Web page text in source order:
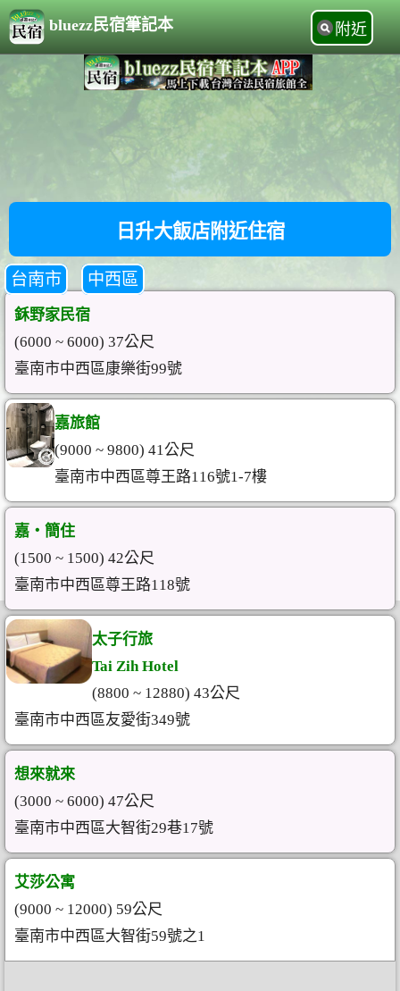
bluezz民宿筆記本 附近
日升大飯店附近住宿
台南市 中西區
鉌野家民宿
(6000 ~ 6000) 37公尺
臺南市中西區康樂街99號
嘉旅館
(9000 ~ 9800) 41公尺
臺南市中西區尊王路116號1-7樓
嘉‧簡住
(1500 ~ 1500) 42公尺
臺南市中西區尊王路118號
太子行旅
Tai Zih Hotel
(8800 ~ 12880) 43公尺
臺南市中西區友愛街349號
想來就來
(3000 ~ 6000) 47公尺
臺南市中西區大智街29巷17號
艾莎公寓
(9000 ~ 12000) 59公尺
臺南市中西區大智街59號之1